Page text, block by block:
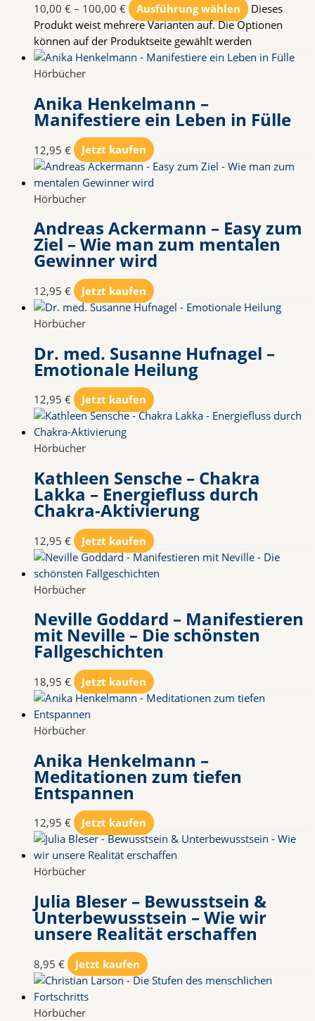
10,00 € – 100,00 € Ausführung wählen
Dieses
Produkt weist mehrere Varianten auf. Die Optionen
können auf der Produktseite gewählt werden
Hörbücher
Anika Henkelmann –
Manifestiere ein Leben in Fülle
12,95 € Jetzt kaufen
Hörbücher
Andreas Ackermann – Easy zum
Ziel – Wie man zum mentalen
Gewinner wird
12,95 € Jetzt kaufen
Hörbücher
Dr. med. Susanne Hufnagel –
Emotionale Heilung
12,95 € Jetzt kaufen
Hörbücher
Kathleen Sensche – Chakra
Lakka – Energiefluss durch
Chakra-Aktivierung
12,95 € Jetzt kaufen
Hörbücher
Neville Goddard – Manifestieren
mit Neville – Die schönsten
Fallgeschichten
18,95 € Jetzt kaufen
Hörbücher
Anika Henkelmann –
Meditationen zum tiefen
Entspannen
12,95 € Jetzt kaufen
Hörbücher
Julia Bleser – Bewusstsein &
Unterbewusstsein – Wie wir
unsere Realität erschaffen
8,95 € Jetzt kaufen
Hörbücher